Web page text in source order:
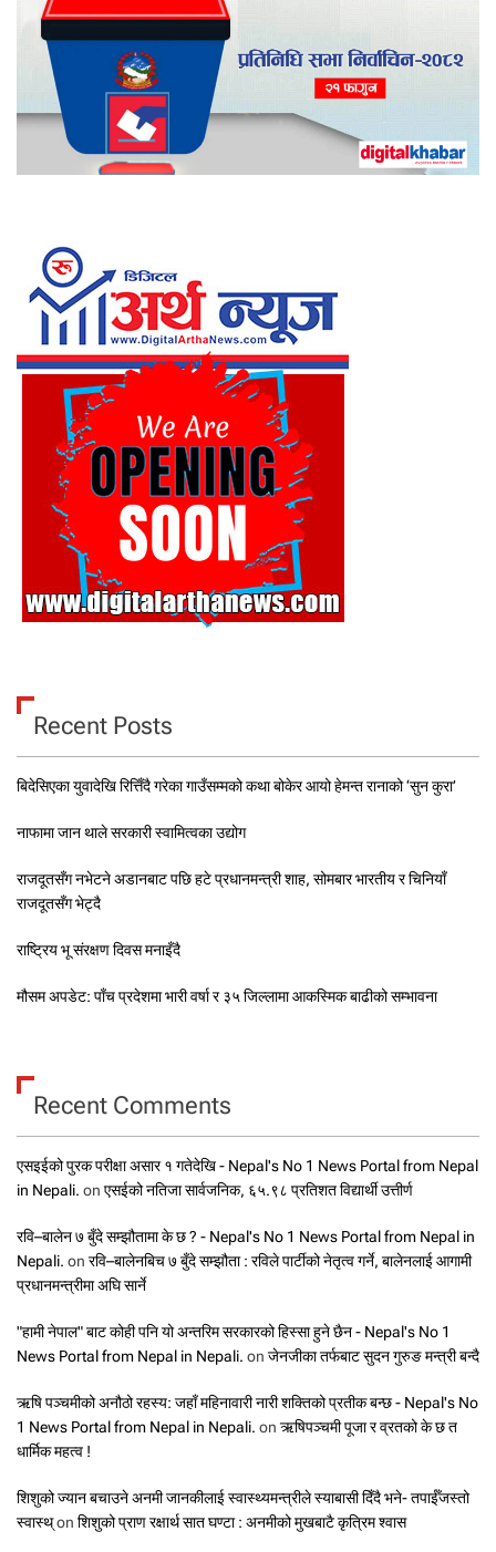
था
पा
Recent Posts
बिदेसिएका युवादेखि रित्तिँदै गरेका गाउँसम्मको कथा बोकेर आयो हेमन्त रानाको ‘सुन कुरा’
नाफामा जान थाले सरकारी स्वामित्वका उद्योग
राजदूतसँग नभेटने अडानबाट पछि हटे प्रधानमन्त्री शाह, सोमबार भारतीय र चिनियाँ
राजदूतसँग भेट्दै
राष्ट्रिय भू संरक्षण दिवस मनाइँदै
मौसम अपडेट: पाँच प्रदेशमा भारी वर्षा र ३५ जिल्लामा आकस्मिक बाढीको सम्भावना
Recent Comments
एसइईको पुरक परीक्षा असार १ गतेदेखि - Nepal's No 1 News Portal from Nepal
in Nepali. on एसईको नतिजा सार्वजनिक, ६५.९८ प्रतिशत विद्यार्थी उत्तीर्ण
रवि–बालेन ७ बुँदे सम्झौतामा के छ ? - Nepal's No 1 News Portal from Nepal in
Nepali. on रवि–बालेनबिच ७ बुँदे सम्झौता : रविले पार्टीको नेतृत्व गर्ने, बालेनलाई आगामी
प्रधानमन्त्रीमा अघि सार्ने
"हामी नेपाल" बाट कोही पनि यो अन्तरिम सरकारको हिस्सा हुने छैन - Nepal's No 1
News Portal from Nepal in Nepali. on जेनजीका तर्फबाट सुदन गुरुङ मन्त्री बन्दै
ऋषि पञ्चमीको अनौठो रहस्य: जहाँ महिनावारी नारी शक्तिको प्रतीक बन्छ - Nepal's No
1 News Portal from Nepal in Nepali. on ऋषिपञ्चमी पूजा र व्रतको के छ त
धार्मिक महत्व !
शिशुको ज्यान बचाउने अनमी जानकीलाई स्वास्थ्यमन्त्रीले स्याबासी दिँदै भने- तपाईँजस्तो
स्वास्थ्on शिशुको प्राण रक्षार्थ सात घण्टा : अनमीको मुखबाटै कृत्रिम श्वास